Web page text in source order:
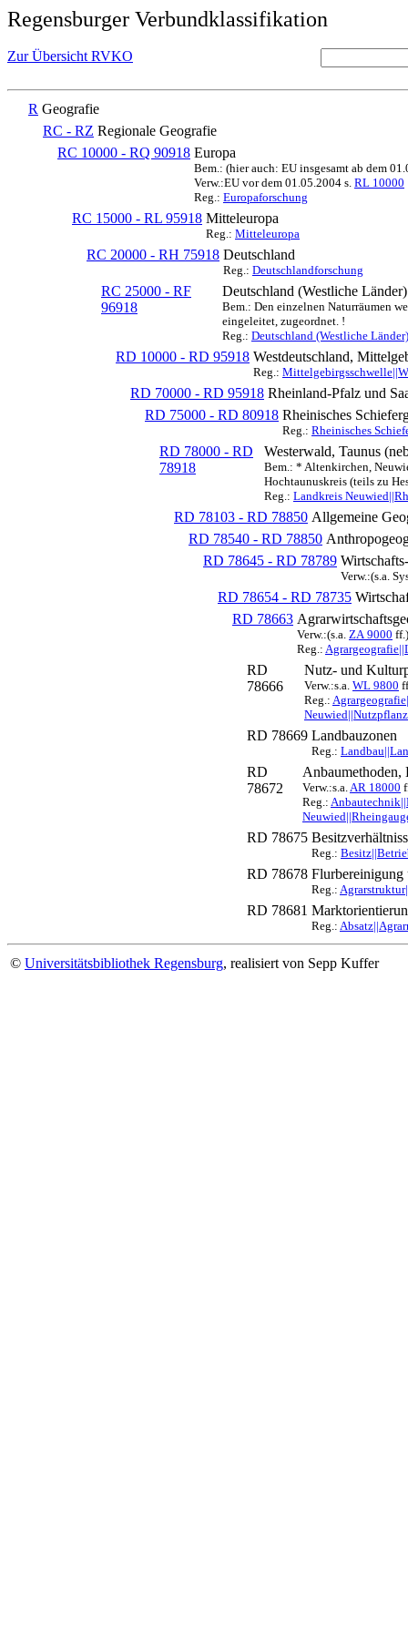
Regensburger Verbundklassifikation
Zur Übersicht RVKO
R Geografie
RC - RZ Regionale Geografie
RC 10000 - RQ 90918 Europa
Bem.: (hier auch: EU insgesamt ab dem
Verw.:EU vor dem 01.05.2004 s. RL 10000
Reg.: Europaforschung
RC 15000 - RL 95918 Mitteleuropa
Reg.: Mitteleuropa
RC 20000 - RH 75918 Deutschland
Reg.: Deutschlandforschung
RC 25000 - RF
96918
Deutschland (Westliche Länder)
Bem.: Den einzelnen Naturräumen
eingeleitet, zugeordnet. !
Reg.: Deutschland (Westliche Länder)
RD 10000 - RD 95918 Westdeutschland,
Reg.:
RD 70000 - RD 95918 Rheinland-Pfalz und
RD 75000 - RD 80918 Rheinisches
Reg.: Rheinisches
RD 78000 - RD
78918
Westerwald, Taunus
Bem.: * Altenkirchen,
Hochtaunuskreis (teils zu
Reg.: Landkreis
RD 78103 - RD 78850 Allgemeine
RD 78540 - RD 78850
RD 78645 - RD 78789
Verw.:(s.a.
RD 78654 - RD 78735
RD 78663
Verw.:(s.a. ZA 9000 ff.)
Reg.:
RD
78666
Nutz- und
Verw.:s.a. WL 9800
Reg.:
RD 78669 Landbauzonen
Reg.:
RD
78672
Anbaumethoden,
Verw.:s.a.AR 18000
Reg.:
RD 78675
Reg.:
RD 78678 Flurbereinigung
Reg.:
RD 78681
Reg.:
© Universitätsbibliothek Regensburg, realisiert von Sepp Kuffer